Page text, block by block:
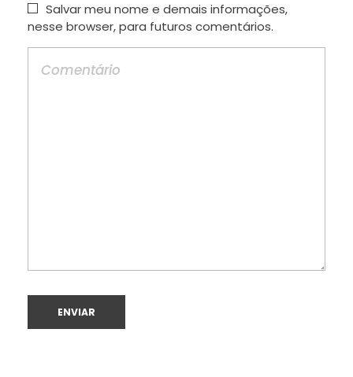
Salvar meu nome e demais informações,
nesse browser, para futuros comentários.